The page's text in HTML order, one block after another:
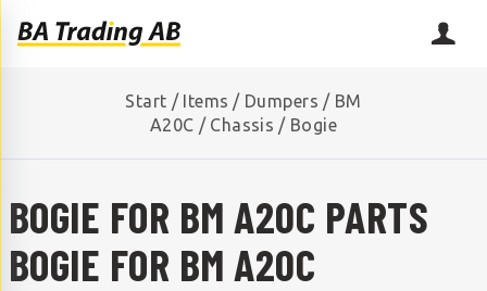
Start / Items / Dumpers / BM
A20C / Chassis / Bogie
BOGIE FOR BM A20C PARTS
BOGIE FOR BM A20C